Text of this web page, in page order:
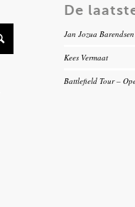
De
Jan Jozua Barendsen
Kees Vermaat
Battlefield Tour –